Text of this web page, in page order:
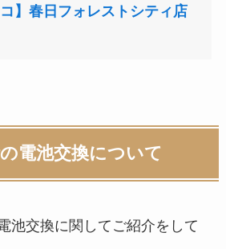
】春日フォレストシティ店
電池交換について
池交換に関してご紹介をして